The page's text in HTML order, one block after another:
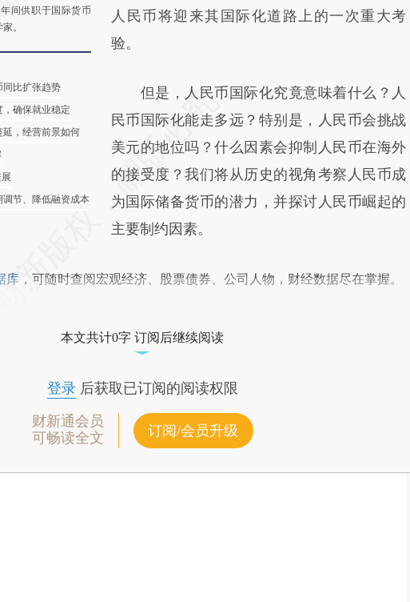
间供职于国际货币
。
同比扩张趋势
确保就业稳定
，经营前景如何
节、降低融资成本
人民币将迎来其国际化道路上的一次重大考
验。
但是，人民币国际化究竟意味着什么？人
民币国际化能走多远？特别是，人民币会挑战
美元的地位吗？什么因素会抑制人民币在海外
的接受度？我们将从历史的视角考察人民币成
为国际储备货币的潜力，并探讨人民币崛起的
主要制约因素。
库 ，可随时查阅宏观经济、股票债券、公司人物，财经数据尽在掌握。
本文共计0字 订阅后继续阅读
登录后获取已订阅的阅读权限
财新通会员
可畅读全文
订阅/会员升级